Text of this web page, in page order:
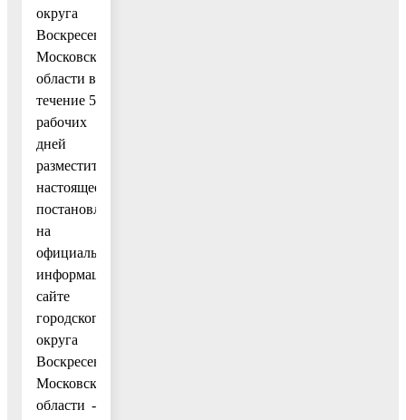
округа
Воскресенск
Московской
области в
течение 5
рабочих
дней
разместить
настоящее
постановление
на
официальном
информационном
сайте
городского
округа
Воскресенск
Московской
области -